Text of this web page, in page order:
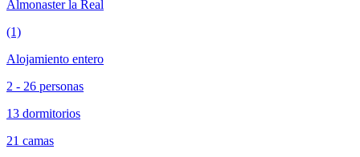
Almonaster la Real
(1)
Alojamiento entero
2 - 26 personas
13 dormitorios
21 camas